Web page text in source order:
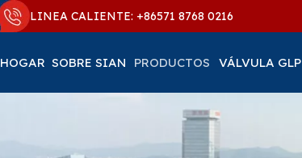
LINEA CALIENTE: +86571 8768 0216
HOGAR SOBRE SIAN PRODUCTOS VÁLVULA GLP